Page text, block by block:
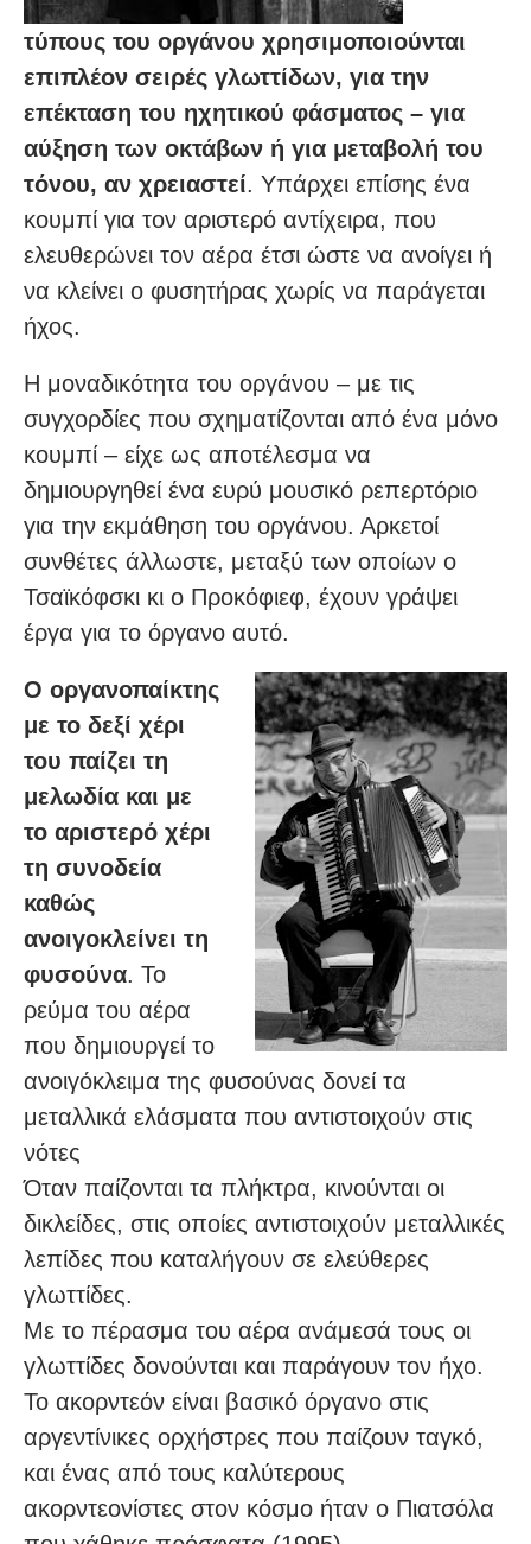
τύπους του οργάνου χρησιμοποιούνται
επιπλέον σειρές γλωττίδων, για την
επέκταση του ηχητικού φάσματος – για
αύξηση των οκτάβων ή για μεταβολή του
τόνου, αν χρειαστεί. Υπάρχει επίσης ένα
κουμπί για τον αριστερό αντίχειρα, που
ελευθερώνει τον αέρα έτσι ώστε να ανοίγει ή
να κλείνει ο φυσητήρας χωρίς να παράγεται
ήχος.
Η μοναδικότητα του οργάνου – με τις
συγχορδίες που σχηματίζονται από ένα μόνο
κουμπί – είχε ως αποτέλεσμα να
δημιουργηθεί ένα ευρύ μουσικό ρεπερτόριο
για την εκμάθηση του οργάνου. Αρκετοί
συνθέτες άλλωστε, μεταξύ των οποίων ο
Τσαϊκόφσκι κι ο Προκόφιεφ, έχουν γράψει
έργα για το όργανο αυτό.
Ο οργανοπαίκτης
με το δεξί χέρι
του παίζει τη
μελωδία και με
το αριστερό χέρι
τη συνοδεία
καθώς
ανοιγοκλείνει τη
φυσούνα. Το
ρεύμα του αέρα
που δημιουργεί το
ανοιγόκλειμα της φυσούνας δονεί τα
μεταλλικά ελάσματα που αντιστοιχούν στις
νότες
Όταν παίζονται τα πλήκτρα, κινούνται οι
δικλείδες, στις οποίες αντιστοιχούν μεταλλικές
λεπίδες που καταλήγουν σε ελεύθερες
γλωττίδες.
Με το πέρασμα του αέρα ανάμεσά τους οι
γλωττίδες δονούνται και παράγουν τον ήχο.
Το ακορντεόν είναι βασικό όργανο στις
αργεντίνικες ορχήστρες που παίζουν ταγκό,
και ένας από τους καλύτερους
ακορντεονίστες στον κόσμο ήταν ο Πιατσόλα